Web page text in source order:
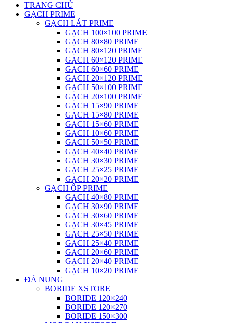
TRANG CHỦ
GẠCH PRIME
GẠCH LÁT PRIME
GẠCH 100×100 PRIME
GẠCH 80×80 PRIME
GẠCH 80×120 PRIME
GẠCH 60×120 PRIME
GẠCH 60×60 PRIME
GẠCH 20×120 PRIME
GẠCH 50×100 PRIME
GẠCH 20×100 PRIME
GẠCH 15×90 PRIME
GẠCH 15×80 PRIME
GẠCH 15×60 PRIME
GẠCH 10×60 PRIME
GẠCH 50×50 PRIME
GẠCH 40×40 PRIME
GẠCH 30×30 PRIME
GẠCH 25×25 PRIME
GẠCH 20×20 PRIME
GẠCH ỐP PRIME
GẠCH 40×80 PRIME
GẠCH 30×90 PRIME
GẠCH 30×60 PRIME
GẠCH 30×45 PRIME
GẠCH 25×50 PRIME
GẠCH 25×40 PRIME
GẠCH 20×60 PRIME
GẠCH 20×40 PRIME
GẠCH 10×20 PRIME
ĐÁ NUNG
BORIDE XSTORE
BORIDE 120×240
BORIDE 120×270
BORIDE 150×300